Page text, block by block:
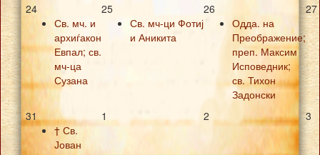
24
Св. мч. и
архиѓакон
Евпал; св.
мч-ца
Сузана
25
Св. мч-ци Фотиј
и Аникита
26
Одда. на
Преображение;
преп. Максим
Исповедник;
св. Тихон
Задонски
27
31
† Св.
Јован
1 2 3